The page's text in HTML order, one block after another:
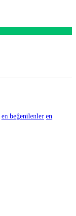
en beğenilenler en